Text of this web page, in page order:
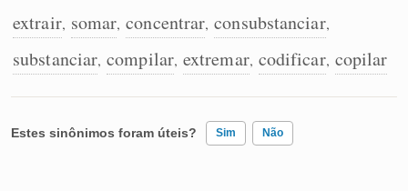
Sinônimos
extrair, somar, concentrar, consubstanciar,
substanciar, compilar, extremar, codificar, copilar
Estes sinônimos foram úteis? Sim Não